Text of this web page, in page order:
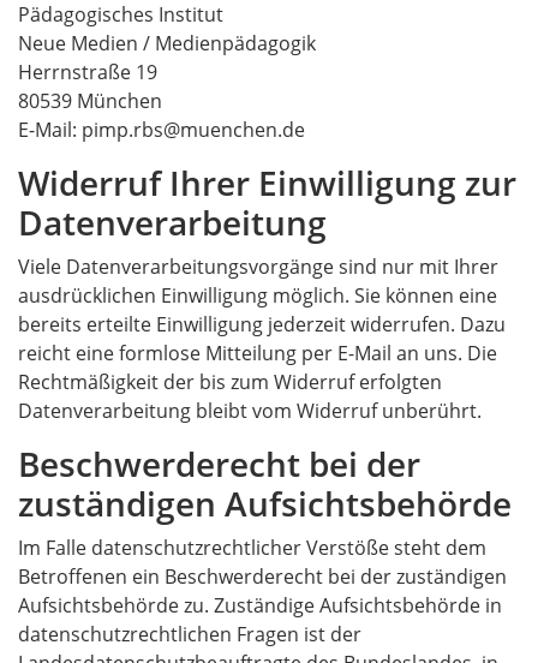
Pädagogisches Institut
Neue Medien / Medienpädagogik
Herrnstraße 19
80539 München
E-Mail: pimp.rbs@muenchen.de
Widerruf Ihrer Einwilligung zur
Datenverarbeitung
Viele Datenverarbeitungsvorgänge sind nur mit Ihrer
ausdrücklichen Einwilligung möglich. Sie können eine
bereits erteilte Einwilligung jederzeit widerrufen. Dazu
reicht eine formlose Mitteilung per E-Mail an uns. Die
Rechtmäßigkeit der bis zum Widerruf erfolgten
Datenverarbeitung bleibt vom Widerruf unberührt.
Beschwerderecht bei der
zuständigen Aufsichtsbehörde
Im Falle datenschutzrechtlicher Verstöße steht dem
Betroffenen ein Beschwerderecht bei der zuständigen
Aufsichtsbehörde zu. Zuständige Aufsichtsbehörde in
datenschutzrechtlichen Fragen ist der